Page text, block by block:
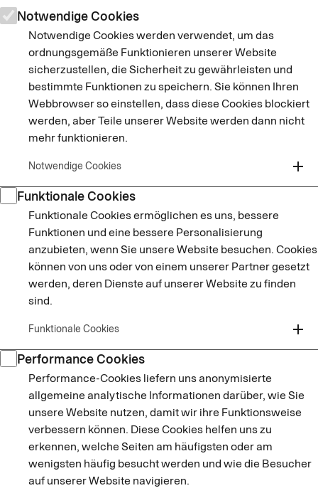
Notwendige Cookies
Notwendige Cookies werden verwendet, um das
ordnungsgemäße Funktionieren unserer Website
sicherzustellen, die Sicherheit zu gewährleisten und
bestimmte Funktionen zu speichern. Sie können Ihren
Webbrowser so einstellen, dass diese Cookies blockiert
werden, aber Teile unserer Website werden dann nicht
mehr funktionieren.
Notwendige Cookies
add
Funktionale Cookies
Funktionale Cookies ermöglichen es uns, bessere
Funktionen und eine bessere Personalisierung
anzubieten, wenn Sie unsere Website besuchen. Cookies
können von uns oder von einem unserer Partner gesetzt
werden, deren Dienste auf unserer Website zu finden
sind.
Funktionale Cookies
add
Performance Cookies
Performance-Cookies liefern uns anonymisierte
allgemeine analytische Informationen darüber, wie Sie
unsere Website nutzen, damit wir ihre Funktionsweise
verbessern können. Diese Cookies helfen uns zu
erkennen, welche Seiten am häufigsten oder am
wenigsten häufig besucht werden und wie die Besucher
auf unserer Website navigieren.